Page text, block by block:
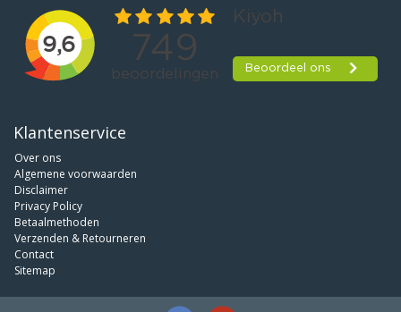
Klantenservice
Over ons
Algemene voorwaarden
Disclaimer
Privacy Policy
Betaalmethoden
Verzenden & Retourneren
Contact
Sitemap